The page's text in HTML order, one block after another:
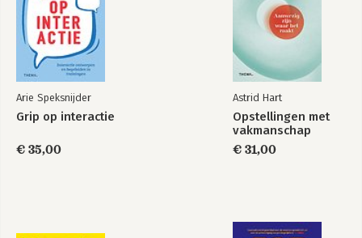
Arie Speksnijder
Grip op interactie
€ 35,00
Astrid Hart
Opstellingen met
vakmanschap
€ 31,00